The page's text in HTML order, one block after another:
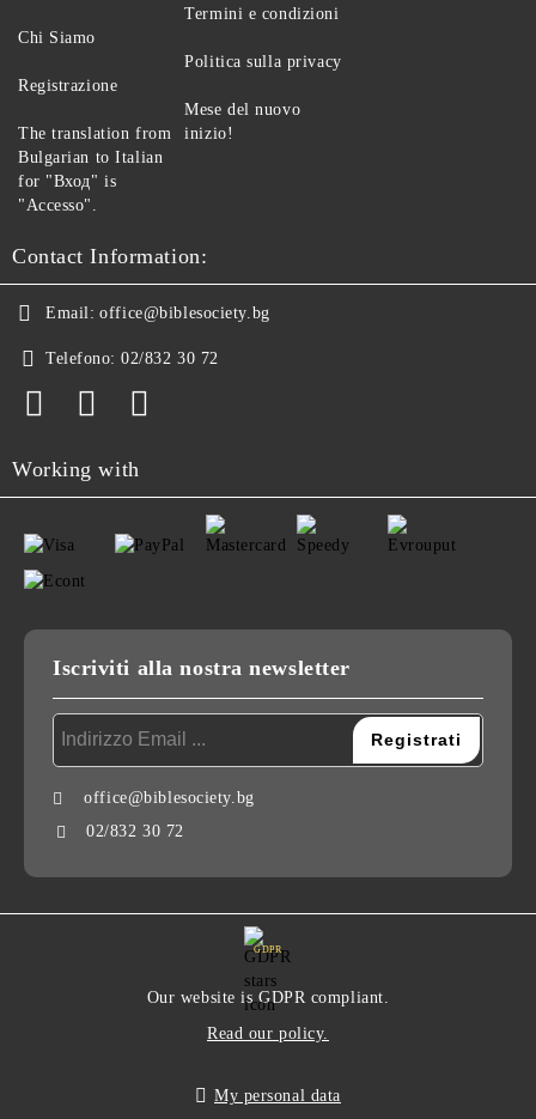
Chi Siamo
Registrazione
The translation from
Bulgarian to Italian
for "Вход" is
"Accesso".
Termini e condizioni
Politica sulla privacy
Mese del nuovo
inizio!
Contact Information:
Email: office@biblesociety.bg
Telefono: 02/832 30 72
Working with
Iscriviti alla nostra newsletter
office@biblesociety.bg
02/832 30 72
GDPR
Our website is GDPR compliant.
Read our policy.
My personal data